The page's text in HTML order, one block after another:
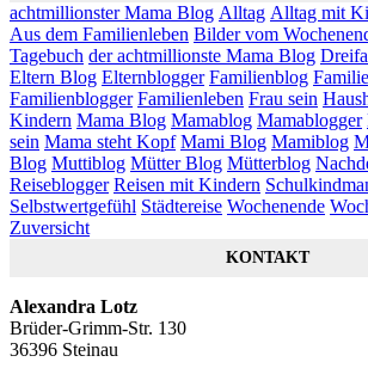
achtmillionster Mama Blog Alltag Alltag mit
Aus dem Familienleben Bilder vom
Tagebuch der achtmillionste Mama Blog
Eltern Blog Elternblogger Familienblog
Familienblogger Familienleben Frau sein
Kindern Mama Blog Mamablog Mamablogger
sein Mama steht Kopf Mami Blog Mamiblog
Blog Muttiblog Mütter Blog Mütterblog
Reiseblogger Reisen mit Kindern
Selbstwertgefühl Städtereise Wochenende
Zuversicht
KONTAKT
Alexandra Lotz
Brüder-Grimm-Str. 130
36396 Steinau